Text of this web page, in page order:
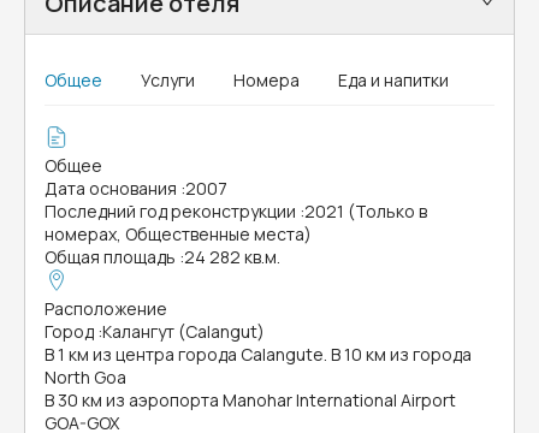
Общее Услуги Номера Еда и напитки
Общее
Дата основания :2007
Последний год реконструкции :2021 (Только в
номерах, Общественные места)
Общая площадь :24 282 кв.м.
Расположение
Город :Калангут (Calangut)
В 1 км из центра города Calangute. В 10 км из города
North Goa
В 30 км из аэропорта Manohar International Airport
GOA-GOX